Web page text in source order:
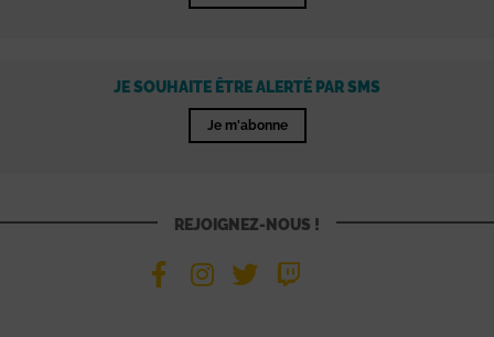
JE SOUHAITE ÊTRE ALERTÉ PAR SMS
Je m'abonne
REJOIGNEZ-NOUS !